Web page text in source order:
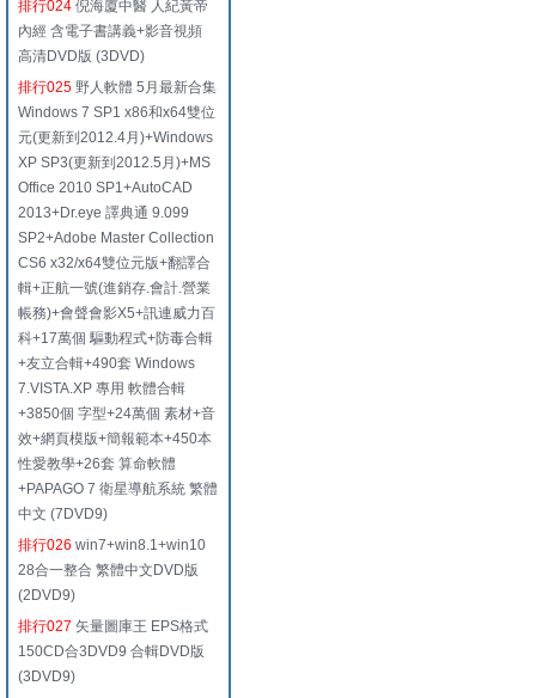
排行024 倪海廈中醫 人紀黃帝
內經 含電子書講義+影音視頻
高清DVD版 (3DVD)
排行025 野人軟體 5月最新合集
Windows 7 SP1 x86和x64雙位
元(更新到2012.4月)+Windows
XP SP3(更新到2012.5月)+MS
Office 2010 SP1+AutoCAD
2013+Dr.eye 譯典通 9.099
SP2+Adobe Master Collection
CS6 x32/x64雙位元版+翻譯合
輯+正航一號(進銷存.會計.營業
帳務)+會聲會影X5+訊連威力百
科+17萬個 驅動程式+防毒合輯
+友立合輯+490套 Windows
7.VISTA.XP 專用 軟體合輯
+3850個 字型+24萬個 素材+音
效+網頁模版+簡報範本+450本
性愛教學+26套 算命軟體
+PAPAGO 7 衛星導航系統 繁體
中文 (7DVD9)
排行026 win7+win8.1+win10
28合一整合 繁體中文DVD版
(2DVD9)
排行027 矢量圖庫王 EPS格式
150CD合3DVD9 合輯DVD版
(3DVD9)